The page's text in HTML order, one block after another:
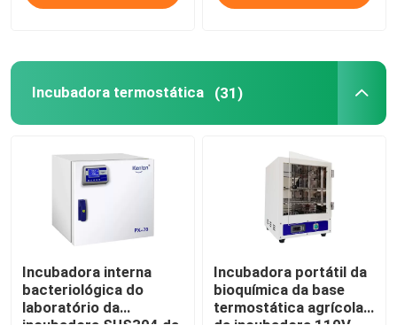
Câmara de Temperatura e Umidade
Armário do fluxo de ar laminar
Forno secador a vácuo
Incubadora termostática (31)
Incubadora interna
bacteriológica do
laboratório da
Incubadora portátil da
bioquímica da base
termostática agrícola